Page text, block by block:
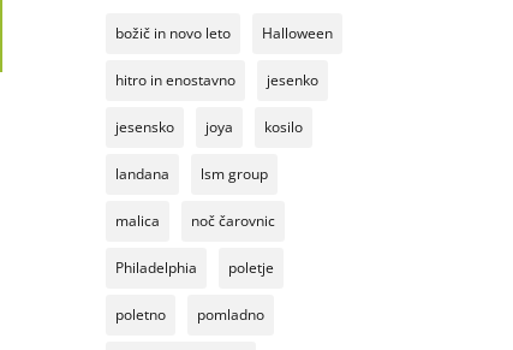
božič in novo leto Halloween
hitro in enostavno jesenko
jesensko joya kosilo
landana lsm group
malica noč čarovnic
Philadelphia poletje
poletno pomladno